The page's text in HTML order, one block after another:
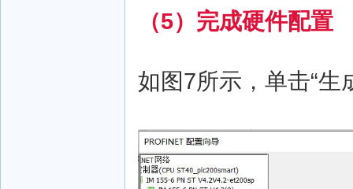
（5）完成硬件配置
如图7所示，单击“生